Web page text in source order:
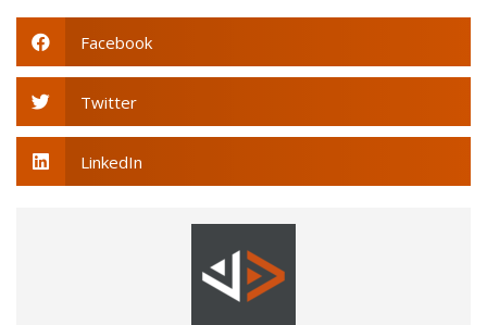
Facebook
Twitter
LinkedIn